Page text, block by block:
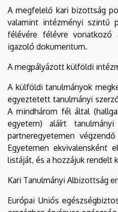
A megfelelő kari bizottság
valamint intézményi szintű
félévére félévre vonatkozó
igazoló dokumentum.
A megpályázott külföldi
A külföldi tanulmányok
egyeztetett tanulmányi
A mindhárom fél által
egyetem) aláírt
partneregyetemen
Egyetemen ekvivalensként
listáját, és a hozzájuk rendelt
Kari Tanulmányi Albizottság
Európai Uniós